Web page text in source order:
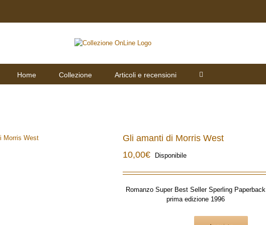
Home Collezione Articoli e recensioni
Gli amanti di Morris West
10,00€ Disponibile
Romanzo Super Best Seller Sperling Paperback
prima edizione 1996